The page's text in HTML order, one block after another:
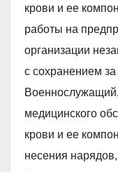
крови и ее
работы на
организации
с сохранением
медицинского
крови и ее
несения